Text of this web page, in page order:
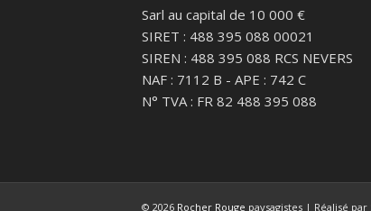
Sarl au capital de 10 000 €
SIRET : 488 395 088 00021
SIREN : 488 395 088 RCS NEVERS
NAF : 7112 B - APE : 742 C
N° TVA : FR 82 488 395 088
© 2026 Rocher Rouge paysagistes | Réalisé par